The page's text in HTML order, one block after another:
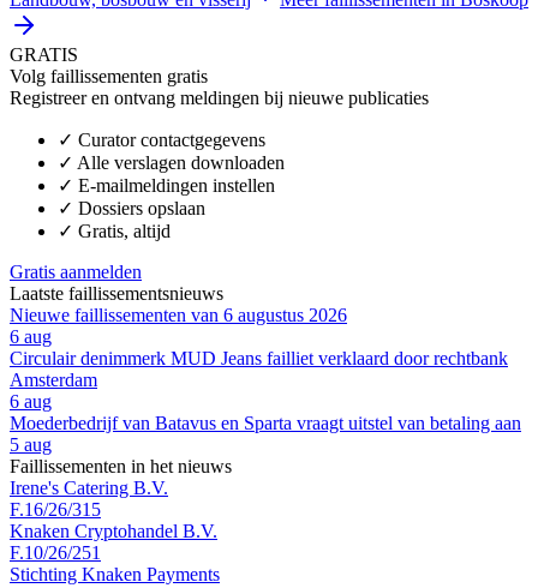
GRATIS
Volg faillissementen gratis
Registreer en ontvang meldingen bij nieuwe publicaties
✓ Curator contactgegevens
✓ Alle verslagen downloaden
✓ E-mailmeldingen instellen
✓ Dossiers opslaan
✓ Gratis, altijd
Gratis aanmelden
Laatste faillissementsnieuws
Nieuwe faillissementen van 6 augustus 2026
6 aug
Circulair denimmerk MUD Jeans failliet verklaard door rechtbank
Amsterdam
6 aug
Moederbedrijf van Batavus en Sparta vraagt uitstel van betaling aan
5 aug
Faillissementen in het nieuws
Irene's Catering B.V.
F.16/26/315
Knaken Cryptohandel B.V.
F.10/26/251
Stichting Knaken Payments